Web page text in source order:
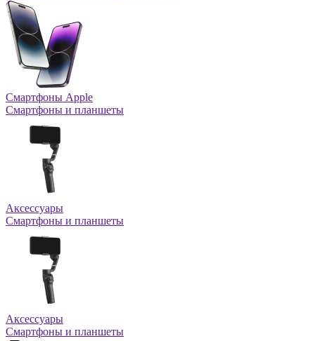
Смартфоны Apple
Смартфоны и планшеты
Аксессуары
Смартфоны и планшеты
Аксессуары
Смартфоны и планшеты